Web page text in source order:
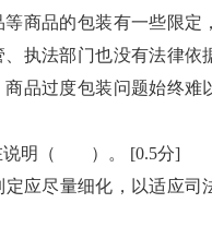
等商品的包装有一些限定
、执法部门也没有法律依
商品过度包装问题始终难
说明（ ）。 [0.5分]
定应尽量细化，以适应司